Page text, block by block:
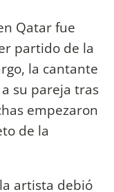
Qatar fue
partido de la
la cantante
su pareja tras
empezaron
de la
artista debió